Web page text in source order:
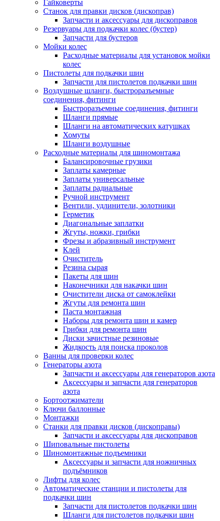
Гайковерты
Станок для правки дисков (дископрав)
Запчасти и аксессуары для дископравов
Резервуары для подкачки колес (бустер)
Запчасти для бустеров
Мойки колес
Расходные материалы для установок мойки
колес
Пистолеты для подкачки шин
Запчасти для пистолетов подкачки шин
Воздушные шланги, быстроразъемные
соединения, фитинги
Быстроразъемные соединения, фитинги
Шланги прямые
Шланги на автоматических катушках
Хомуты
Шланги воздушные
Расходные материалы для шиномонтажа
Балансировочные грузики
Заплаты камерные
Заплаты универсальные
Заплаты радиальные
Ручной инструмент
Вентили, удлинители, золотники
Герметик
Диагональные заплатки
Жгуты, ножки, грибки
Фрезы и абразивный инструмент
Клей
Очиститель
Резина сырая
Пакеты для шин
Наконечники для накачки шин
Очистители диска от самоклейки
Жгуты для ремонта шин
Паста монтажная
Наборы для ремонта шин и камер
Грибки для ремонта шин
Диски зачистные резиновые
Жидкость для поиска проколов
Ванны для проверки колес
Генераторы азота
Запчасти и аксессуары для генераторов азота
Аксессуары и запчасти для генераторов
азота
Бортоотжиматели
Ключи баллонные
Монтажки
Станки для правки дисков (дископравы)
Запчасти и аксессуары для дископравов
Шиповальные пистолеты
Шиномонтажные подъемники
Аксессуары и запчасти для ножничных
подъёмников
Лифты для колес
Автоматические станции и пистолеты для
подкачки шин
Запчасти для пистолетов подкачки шин
Шланги для пистолетов подкачки шин